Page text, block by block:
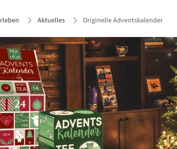
Aktuelles Originelle Adventskalender